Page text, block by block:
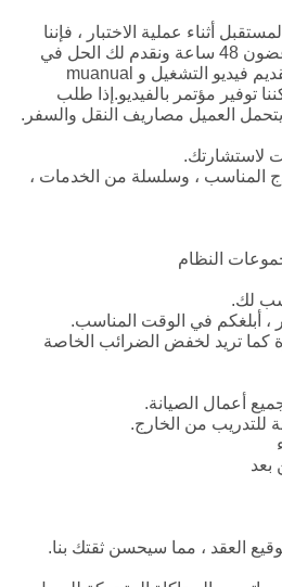
أثناء عملية الاختبار ، فإننا
نعدك بأننا سنرد عليك في غضون 48 ساعة ونقدم لك الحل في
غضون 3 أيام عمل.يمكننا تقديم فيديو التشغيل و muanual
توفير مؤتمر بالفيديو.إذا طلب
يتحمل العميل مصاريف النقل والسفر.
المناسب ، وسلسلة من الخدمات ،
النظام
لك.
، أبلغكم في الوقت المناسب.
كما تريد لخفض الضرائب الخاصة
أعمال الصيانة.
بعد
العقد ، مما سيحسن ثقتك بنا.